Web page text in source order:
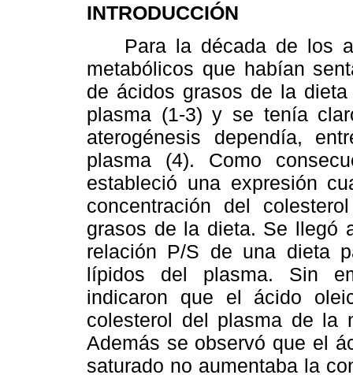
INTRODUCCIÓN
Para la década de los
metabólicos que habían
de ácidos grasos de la
plasma (1-3) y se tenía
aterogénesis dependía,
plasma (4). Como
estableció una expresión
concentración del
grasos de la dieta. Se llegó
relación P/S de una dieta
lípidos del plasma. Sin
indicaron que el ácido
colesterol del plasma de la
Además se observó que el
saturado no aumentaba la